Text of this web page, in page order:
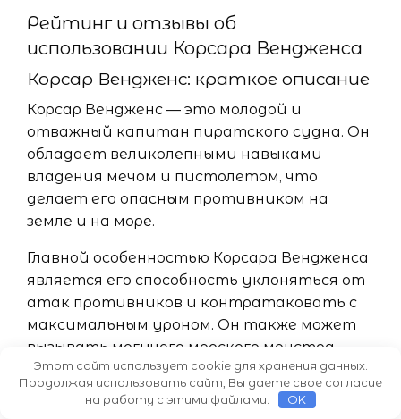
Рейтинг и отзывы об
использовании Корсара Вендженса
Корсар Вендженс: краткое описание
Корсар Вендженс — это молодой и
отважный капитан пиратского судна. Он
обладает великолепными навыками
владения мечом и пистолетом, что
делает его опасным противником на
земле и на море.
Главной особенностью Корсара Вендженса
является его способность уклоняться от
атак противников и контратаковать с
максимальным уроном. Он также может
вызывать могучего морского монстра,
который атакует врагов и помогает ему
в бою.
Этот сайт использует cookie для хранения данных.
Продолжая использовать сайт, Вы даете свое согласие
на работу с этими файлами.
OK